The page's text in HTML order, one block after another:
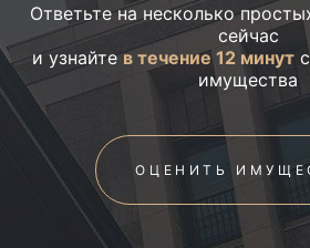
Ответьте на несколько
сейчас
и узнайтев течение 12 минут
имущества
ОЦЕНИТЬ